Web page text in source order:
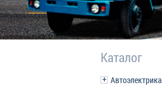
Каталог
Автоэлектрика